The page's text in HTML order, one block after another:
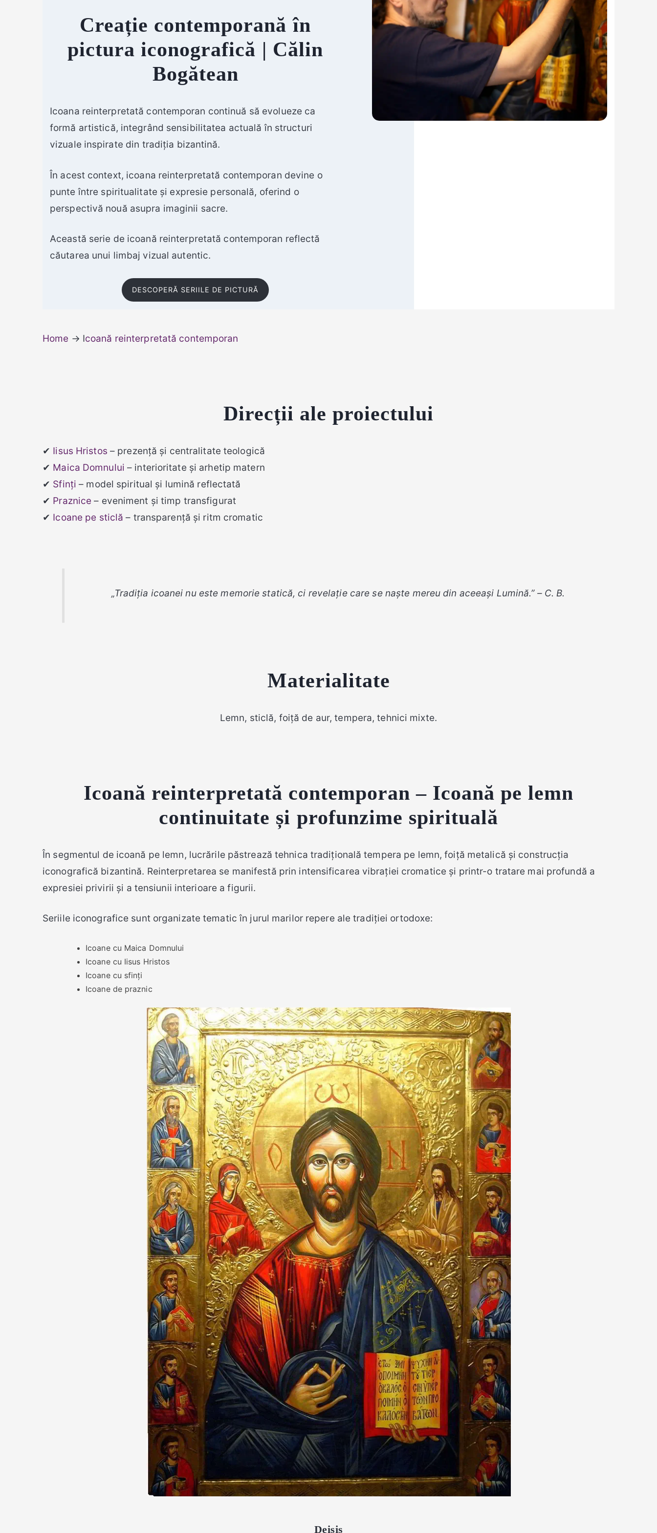
Creație contemporană în
pictura iconografică | Călin
Bogătean
Icoana reinterpretată contemporan continuă să evolueze ca
formă artistică, integrând sensibilitatea actuală în structuri
vizuale inspirate din tradiția bizantină.
În acest context, icoana reinterpretată contemporan devine o
punte între spiritualitate și expresie personală, oferind o
perspectivă nouă asupra imaginii sacre.
Această serie de icoană reinterpretată contemporan reflectă
căutarea unui limbaj vizual autentic.
DESCOPERĂ SERIILE DE PICTURĂ
Home → Icoană reinterpretată contemporan
Direcții ale proiectului
✔ Iisus Hristos – prezență și centralitate teologică
✔ Maica Domnului– interioritate și arhetip matern
✔ Sfinți – model spiritual și lumină reflectată
✔ Praznice – eveniment și timp transfigurat
✔ Icoane pe sticlă – transparență și ritm cromatic
„Tradiția icoanei nu este memorie statică, ci revelație care se naște mereu din aceeași Lumină.” – C. B.
Materialitate
Lemn, sticlă, foiță de aur, tempera, tehnici mixte.
Icoană reinterpretată contemporan – Icoană pe lemn
continuitate și profunzime spirituală
În segmentul de icoană pe lemn, lucrările păstrează tehnica tradițională tempera pe lemn, foiță metalică și construcția
iconografică bizantină. Reinterpretarea se manifestă prin intensificarea vibrației cromatice și printr-o tratare mai profundă a
expresiei privirii și a tensiunii interioare a figurii.
Seriile iconografice sunt organizate tematic în jurul marilor repere ale tradiției ortodoxe:
Icoane cu Maica Domnului
Icoane cu Iisus Hristos
Icoane cu sfinți
Icoane de praznic
Deisis